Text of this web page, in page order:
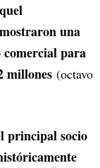
mostraron una
comercial para
millones (octavo
principal socio